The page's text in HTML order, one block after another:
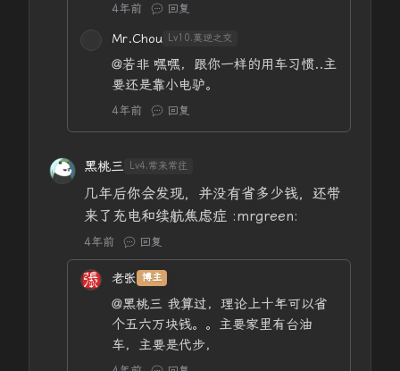
4年前 回复
Mr.Chou Lv10.莫逆之交
@若非 嘿嘿，跟你一样的用车习惯..主
要还是靠小电驴。
4年前 回复
黑桃三 Lv4.常来常往
几年后你会发现，并没有省多少钱，还带
来了充电和续航焦虑症 :mrgreen:
4年前 回复
老张 博主
@黑桃三 我算过，理论上十年可以省
个五六万块钱。。主要家里有台油
车，主要是代步，